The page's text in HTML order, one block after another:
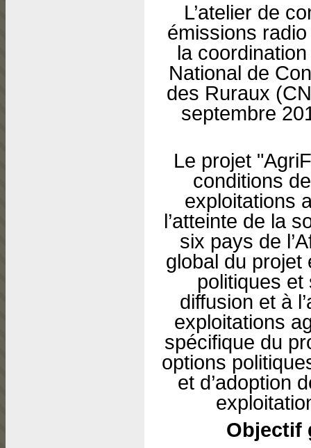
L’atelier de
émissions
la
National de
des Ruraux
septembre
Le projet
conditions
exploitations
l’atteinte de la
six pays de
global du projet
politiques et
diffusion et à
exploitations
spécifique du
options
et d’adoption
Objectif